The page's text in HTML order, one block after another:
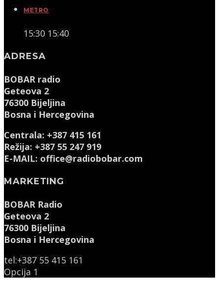
METRO
15:30 15:40
ADRESA
BOBAR radio
Geteova 2
76300 Bijeljina
Bosna i Hercegovina
Centrala: +387 415 161
Režija: +387 55 247 919
E-MAIL: office@radiobobar.com
MARKETING
BOBAR Radio
Geteova 2
76300 Bijeljina
Bosna i Hercegovina
tel:+387 55 415 161
Opcija 1